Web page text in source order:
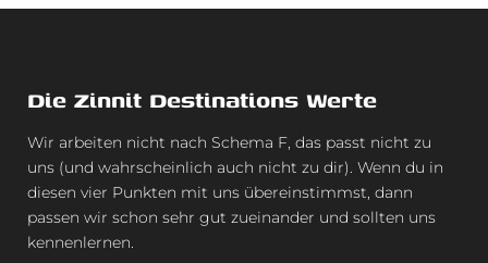
Die Zinnit Destinations Werte
Wir arbeiten nicht nach Schema F, das passt nicht zu
uns (und wahrscheinlich auch nicht zu dir). Wenn du in
diesen vier Punkten mit uns übereinstimmst, dann
passen wir schon sehr gut zueinander und sollten uns
kennenlernen.